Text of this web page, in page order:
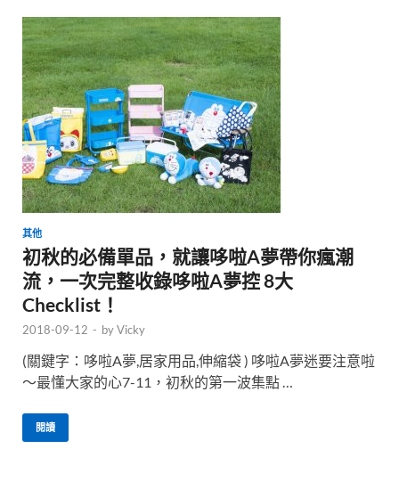
其他
初秋的必備單品，就讓哆啦A夢帶你瘋潮
流，一次完整收錄哆啦A夢控 8大
Checklist！
2018-09-12 - byVicky
(關鍵字：哆啦A夢,居家用品,伸縮袋 ) 哆啦A夢迷要注意啦
～最懂大家的心7-11，初秋的第一波集點 …
閱讀